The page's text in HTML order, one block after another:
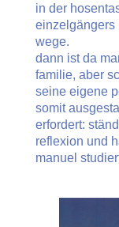
in der
einzelgängers
wege.
dann ist da
familie, aber
seine eigene
somit
erfordert:
reflexion und
manuel